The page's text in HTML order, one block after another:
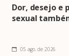
Dor, desejo e
sexual
05 ago. de 2026